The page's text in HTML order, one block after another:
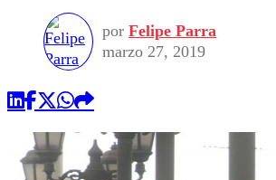
Seleccion Chilena
Torneo Internacional
Economía
Internacional
Publicaciones en medios
Opinión
por Felipe Parra
marzo 27, 2019